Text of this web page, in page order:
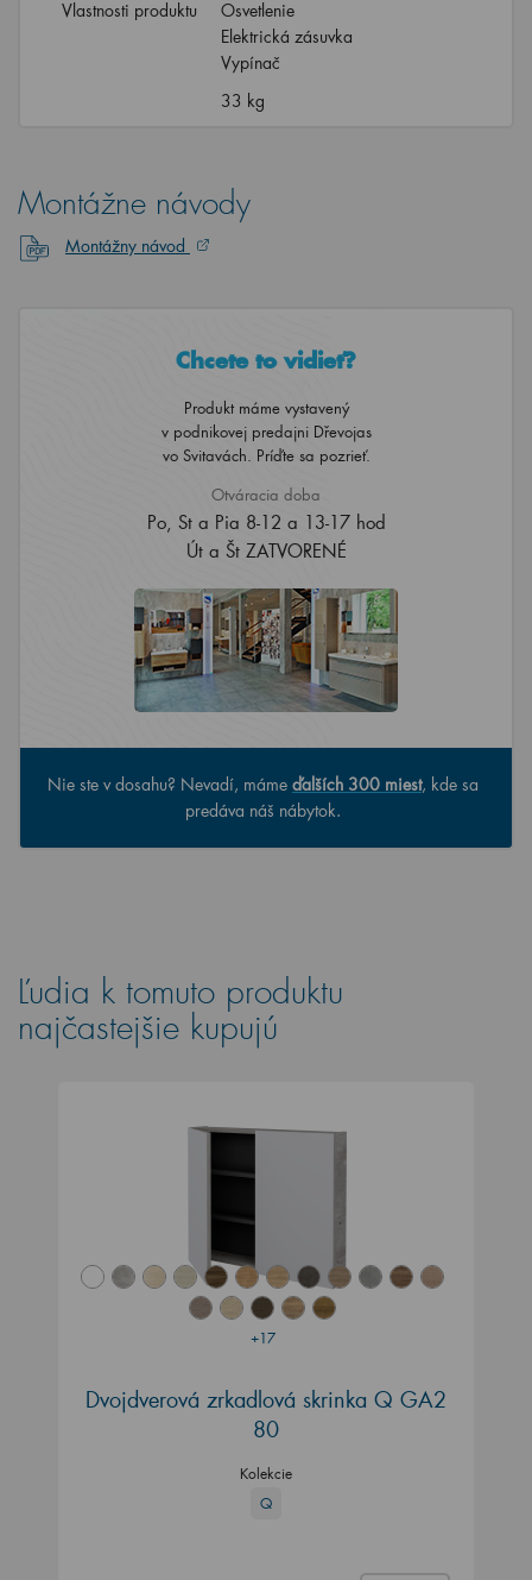
Vlastnosti produktu
Osvetlenie
Elektrická zásuvka
Vypínač
33 kg
Montážne návody
Montážny návod
Chcete to vidieť?
Produkt máme vystavený
v podnikovej predajni Dřevojas
vo Svitavách. Príďte sa pozrieť.
Otváracia doba
Po, St a Pia 8-12 a 13-17 hod
Út a Št ZATVORENÉ
Nie ste v dosahu? Nevadí, máme ďalších 300 miest, kde sa
predáva náš nábytok.
Ľudia k tomuto produktu
najčastejšie kupujú
+17
Dvojdverová zrkadlová skrinka Q GA2
80
Kolekcie
Q